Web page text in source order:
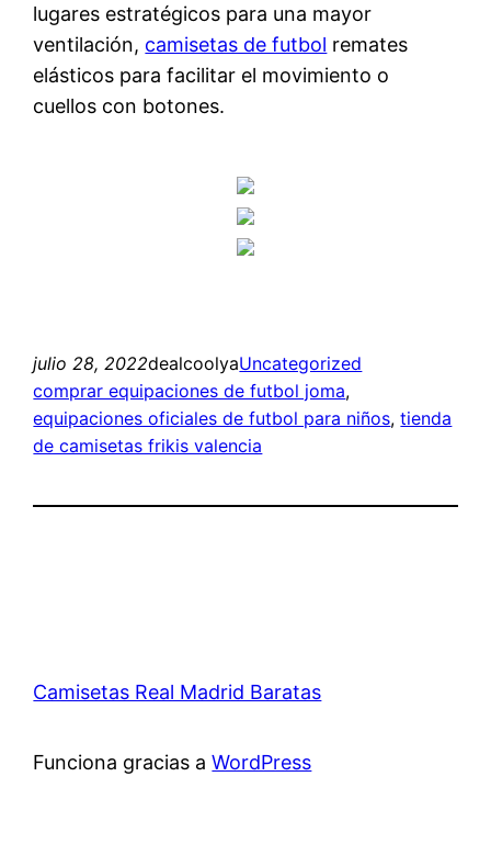
lugares estratégicos para una mayor
ventilación, camisetas de futbol remates
elásticos para facilitar el movimiento o
cuellos con botones.
julio 28, 2022dealcoolyaUncategorized
comprar equipaciones de futbol joma
equipaciones oficiales de futbol para niños, tienda
de camisetas frikis valencia
Camisetas Real Madrid Baratas
Funciona gracias aWordPress